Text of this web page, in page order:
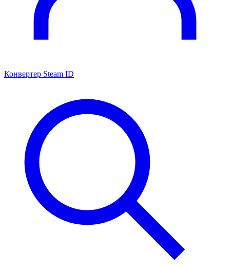
Конвертер Steam ID